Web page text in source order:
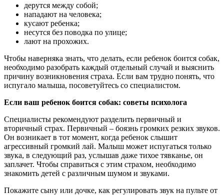
дерутся между собой;
нападают на человека;
кусают ребенка;
несутся без поводка по улице;
лают на прохожих.
Чтобы наверняка знать, что делать, если ребенок боится собак,
необходимо разобрать каждый отдельный случай и выяснить
причину возникновения страха. Если вам трудно понять, что
испугало малыша, посоветуйтесь со специалистом.
Если ваш ребенок боится собак: советы психолога
Специалисты рекомендуют разделить первичный и
вторичный страх. Первичный – боязнь громких резких звуков.
Он возникает в тот момент, когда ребенок слышит
агрессивный громкий лай. Малыш может испугаться только
звука, в следующий раз, услышав даже тихое тявканье, он
заплачет. Чтобы справиться с этим страхом, необходимо
знакомить детей с различным шумом и звуками.
Покажите сыну или дочке, как регулировать звук на пульте от